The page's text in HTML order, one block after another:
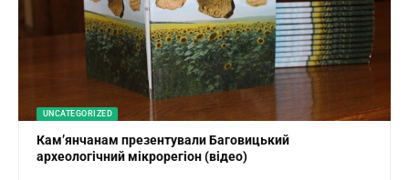
UNCATEGORIZED
Кам’янчанам презентували Баговицький
археологічний мікрорегіон (відео)